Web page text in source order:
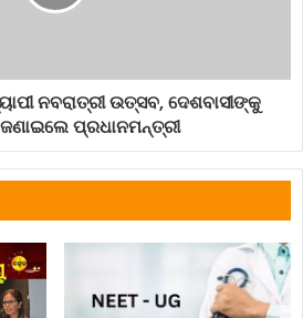
ନବରାତ୍ରୀ ଉତ୍ସବ, ଦେଶବାସୀଙ୍କୁ
ପ୍ରଧାନମନ୍ତ୍ରୀ